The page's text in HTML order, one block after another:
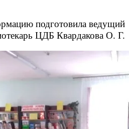
подготовила ведущий
ЦДБ Квардакова О. Г.